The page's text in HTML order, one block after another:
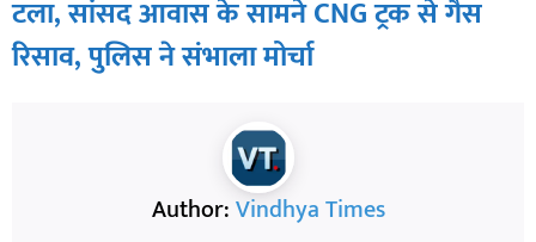
टला, सांसद आवास के सामने CNG ट्रक से गैस
रिसाव, पुलिस ने संभाला मोर्चा
Author:Vindhya Times